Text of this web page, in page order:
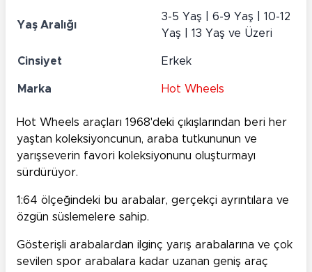
Yaş Aralığı
3-5 Yaş | 6-9 Yaş | 10-12
Yaş | 13 Yaş ve Üzeri
Cinsiyet Erkek
Marka Hot Wheels
Hot Wheels araçları 1968'deki çıkışlarından beri her
yaştan koleksiyoncunun, araba tutkununun ve
yarışseverin favori koleksiyonunu oluşturmayı
sürdürüyor.
1:64 ölçeğindeki bu arabalar, gerçekçi ayrıntılara ve
özgün süslemelere sahip.
Gösterişli arabalardan ilginç yarış arabalarına ve çok
sevilen spor arabalara kadar uzanan geniş araç